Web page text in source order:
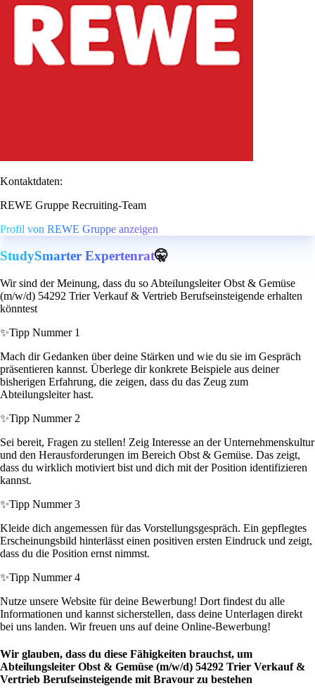
Kontaktdaten:
REWE Gruppe Recruiting-Team
Profil von REWE Gruppe anzeigen
StudySmarter Expertenrat🤫
Wir sind der Meinung, dass du so Abteilungsleiter Obst & Gemüse
(m/w/d) 54292 Trier Verkauf & Vertrieb Berufseinsteigende erhalten
könntest
✨Tipp Nummer 1
Mach dir Gedanken über deine Stärken und wie du sie im Gespräch
präsentieren kannst. Überlege dir konkrete Beispiele aus deiner
bisherigen Erfahrung, die zeigen, dass du das Zeug zum
Abteilungsleiter hast.
✨Tipp Nummer 2
Sei bereit, Fragen zu stellen! Zeig Interesse an der Unternehmenskultur
und den Herausforderungen im Bereich Obst & Gemüse. Das zeigt,
dass du wirklich motiviert bist und dich mit der Position identifizieren
kannst.
✨Tipp Nummer 3
Kleide dich angemessen für das Vorstellungsgespräch. Ein gepflegtes
Erscheinungsbild hinterlässt einen positiven ersten Eindruck und zeigt,
dass du die Position ernst nimmst.
✨Tipp Nummer 4
Nutze unsere Website für deine Bewerbung! Dort findest du alle
Informationen und kannst sicherstellen, dass deine Unterlagen direkt
bei uns landen. Wir freuen uns auf deine Online-Bewerbung!
Wir glauben, dass du diese Fähigkeiten brauchst, um
Abteilungsleiter Obst & Gemüse (m/w/d) 54292 Trier Verkauf &
Vertrieb Berufseinsteigende mit Bravour zu bestehen